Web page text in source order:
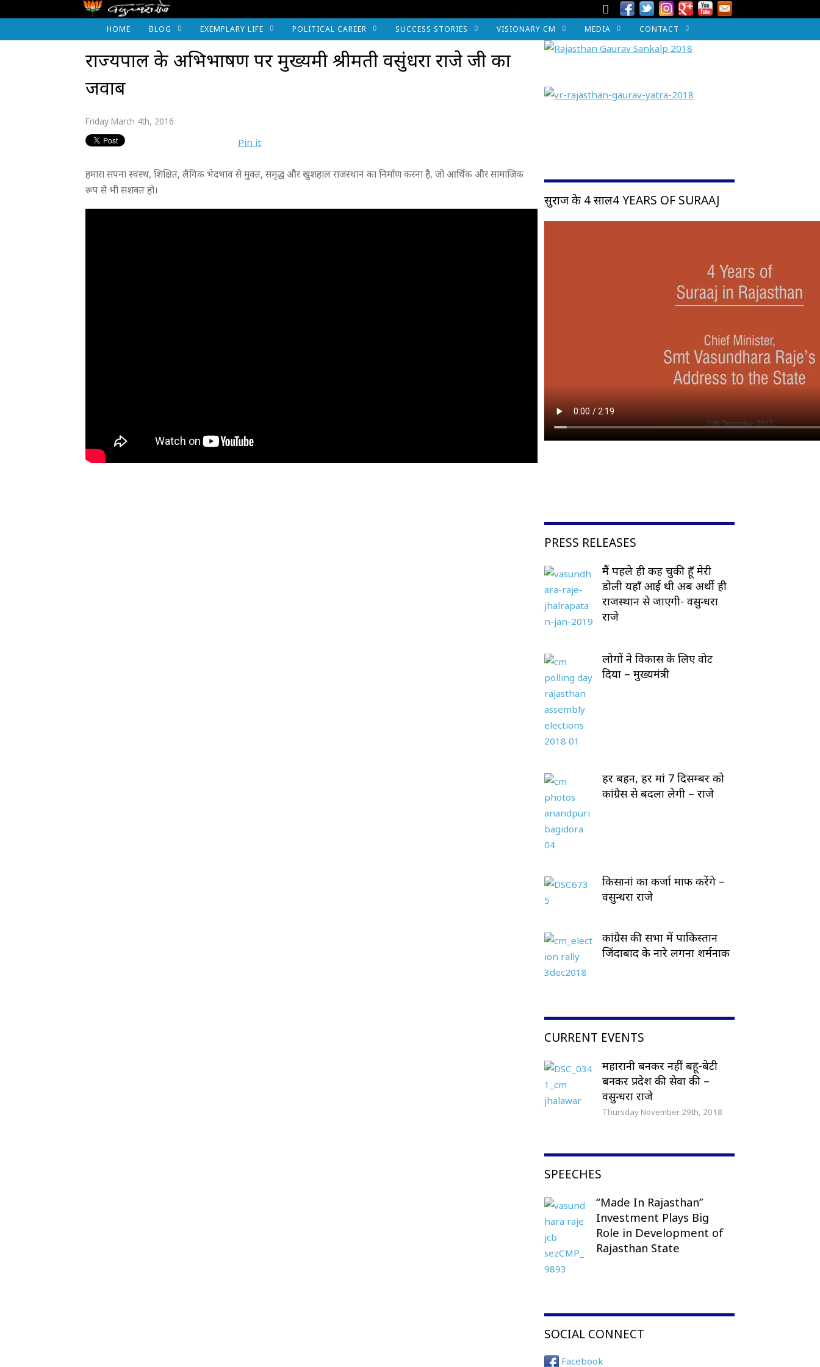
HOME BLOG EXEMPLARY LIFE POLITICAL CAREER SUCCESS STORIES VISIONARY CM MEDIA CONTACT
राज्यपाल के अभिभाषण पर मुख्यमंत्री श्रीमती वसुंधरा राजे जी का
जवाब
Friday March 4th, 2016
Pin it
हमारा सपना स्वस्थ, शिक्षित, लैंगिक भेदभाव से मुक्त, समृद्ध और खुशहाल राजस्थान का निर्माण करना है, जो आर्थिक और सामाजिक
रूप से भी सशक्त हो।
सुराज के 4 साल4 YEARS OF SURAAJ
PRESS RELEASES
मैं पहले ही कह चुकी हूँ मेरी
डोली यहाँ आई थी अब अर्थी ही
राजस्थान से जाएगी- वसुन्धरा
राजे
लोगों ने विकास के लिए वोट
दिया – मुख्यमंत्री
हर बहन, हर मां 7 दिसम्बर को
कांग्रेस से बदला लेगी – राजे
किसानां का कर्जा माफ करेंगे –
वसुन्धरा राजे
कांग्रेस की सभा में पाकिस्तान
जिंदाबाद के नारे लगना शर्मनाक
CURRENT EVENTS
महारानी बनकर नहीं बहू-बेटी
बनकर प्रदेश की सेवा की –
वसुन्धरा राजे
Thursday November 29th, 2018
SPEECHES
“Made In Rajasthan”
Investment Plays Big
Role in Development of
Rajasthan State
SOCIAL CONNECT
Facebook